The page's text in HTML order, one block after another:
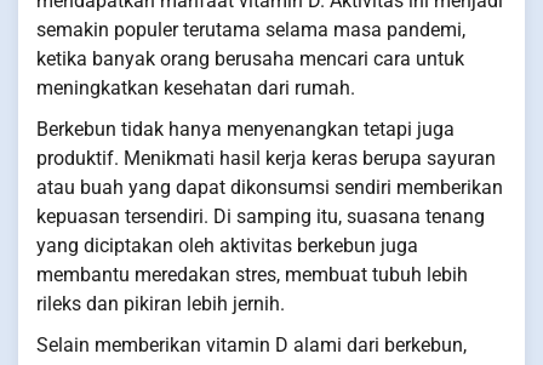
semakin populer terutama selama masa pandemi,
ketika banyak orang berusaha mencari cara untuk
meningkatkan kesehatan dari rumah.
Berkebun tidak hanya menyenangkan tetapi juga
produktif. Menikmati hasil kerja keras berupa sayuran
atau buah yang dapat dikonsumsi sendiri memberikan
kepuasan tersendiri. Di samping itu, suasana tenang
yang diciptakan oleh aktivitas berkebun juga
membantu meredakan stres, membuat tubuh lebih
rileks dan pikiran lebih jernih.
Selain memberikan vitamin D alami dari berkebun,